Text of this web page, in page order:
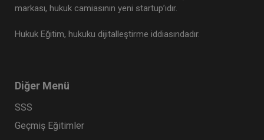
markası, hukuk camiasının yeni startup’ıdır.
Hukuk Eğitim, hukuku dijitalleştirme iddiasındadır.
Diğer Menü
SSS
Geçmiş Eğitimler